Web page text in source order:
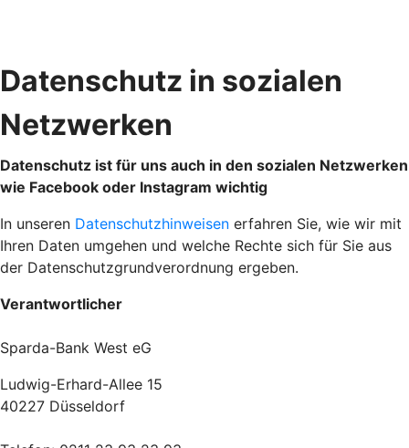
Datenschutz in sozialen
Netzwerken
Datenschutz ist für uns auch in den sozialen Netzwerken
wie Facebook oder Instagram wichtig
In unseren Datenschutzhinweisen erfahren Sie, wie wir mit
Ihren Daten umgehen und welche Rechte sich für Sie aus
der Datenschutzgrundverordnung ergeben.
Verantwortlicher
Sparda-Bank West eG
Ludwig-Erhard-Allee 15
40227 Düsseldorf